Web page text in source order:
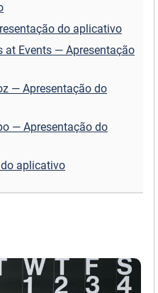
do aplicativo
at Events — Apresentação
— Apresentação do
— Apresentação do
aplicativo